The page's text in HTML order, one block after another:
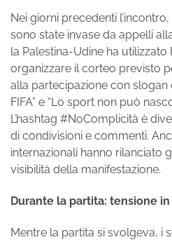
Nei giorni precedenti
sono state invase da appelli
la Palestina-Udine ha
organizzare il corteo previsto
alla partecipazione con slogan
FIFA” e “Lo sport non può
L’hashtag #NoComplicità è
di condivisioni e commenti.
internazionali hanno rilanciato
visibilità della manifestazione.
Durante la partita: tensione
Mentre la partita si svolgeva, i